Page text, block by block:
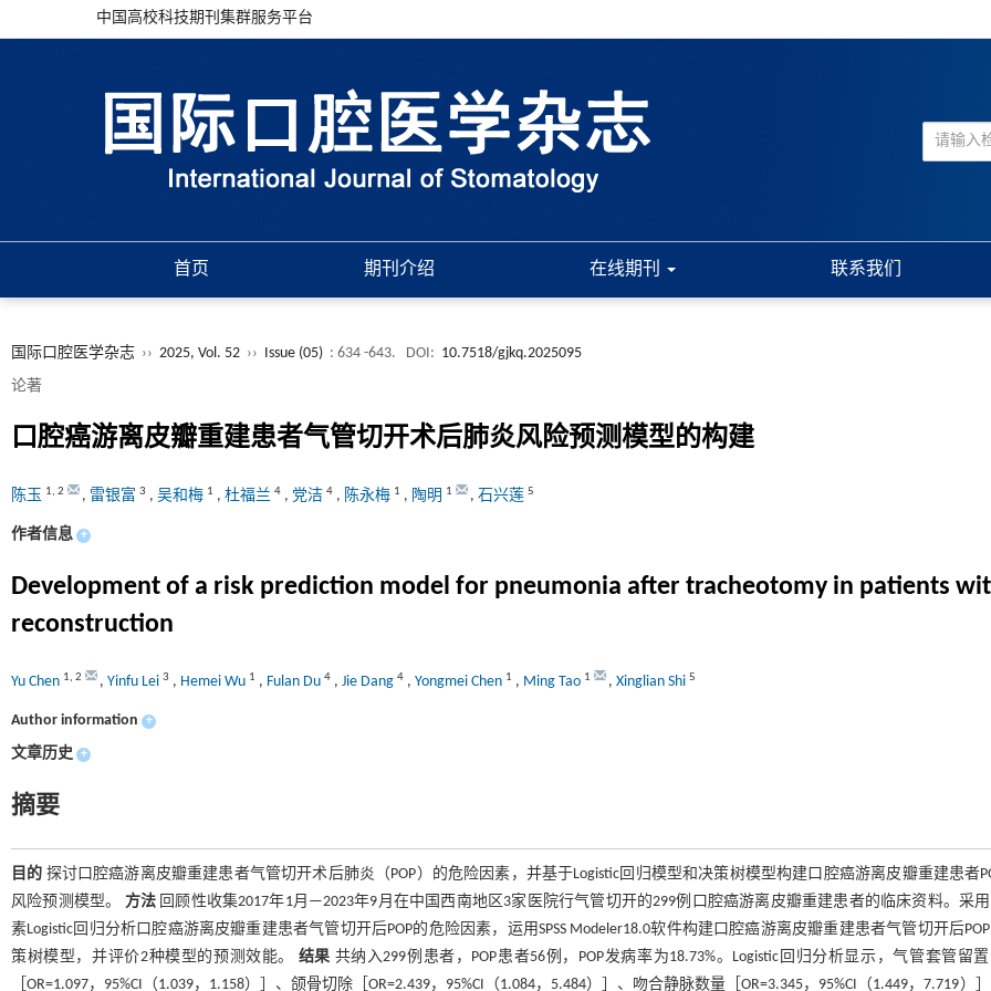
中国高校科技期刊集群服务平台
首页 期刊介绍 在线期刊 联系我们
国际口腔医学杂志 ›› 2025, Vol. 52 ›› Issue (05) : 634 -643. DOI: 10.7518/gjkq.2025095
论著
口腔癌游离皮瓣重建患者气管切开术后肺炎风险预测模型的构建
陈玉 1, 2 , 雷银富 3 , 吴和梅 1 , 杜福兰 4 , 党洁 4 , 陈永梅 1 , 陶明 1 , 石兴莲 5
作者信息 +
Development of a risk prediction model for pneumonia after tracheotomy in patients
reconstruction
Yu Chen 1, 2 , Yinfu Lei 3 , Hemei Wu 1 , Fulan Du 4 , Jie Dang 4 , Yongmei Chen 1 , Ming Tao 1 , Xinglian Shi 5
Author information +
文章历史 +
摘要
目的 探讨口腔癌游离皮瓣重建患者气管切开术后肺炎（POP）的危险因素，并基于Logistic回归模型和决策树模型构建口腔癌游离皮瓣重建患者
风险预测模型。 方法 回顾性收集2017年1月—2023年9月在中国西南地区3家医院行气管切开的299例口腔癌游离皮瓣重建患者的临床资料。采
素Logistic回归分析口腔癌游离皮瓣重建患者气管切开后POP的危险因素，运用SPSS Modeler18.0软件构建口腔癌游离皮瓣重建患者气管切开后
策树模型，并评价2种模型的预测效能。 结果 共纳入299例患者，POP患者56例，POP发病率为18.73%。Logistic回归分析显示，气管套管留
［OR=1.097，95%CI（1.039，1.158）］、颌骨切除［OR=2.439，95%CI（1.084，5.484）］、吻合静脉数量［OR=3.345，95%CI（1.449，7.719）